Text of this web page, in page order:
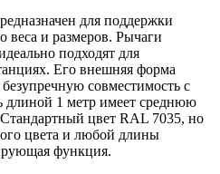
для поддержки
веса и размеров. Рычаги
подходят для
Его внешняя форма
совместимость с
1 метр имеет среднюю
цвет RAL 7035, но
цвета и любой длины
функция.